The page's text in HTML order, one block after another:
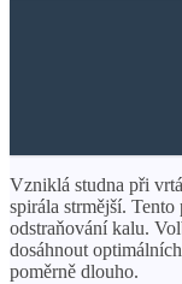
Vzniklá studna při
spirála strmější.
odstraňování kalu.
dosáhnout
poměrně dlouho.